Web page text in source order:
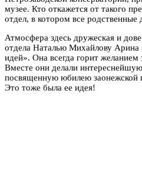
музее. Кто откажется от такого
отдел, в котором все
Атмосфера здесь дружеская и
отдела Наталью Михайлову Арина
идей». Она всегда горит желанием
Вместе они делали
посвященную юбилею
Это тоже была ее идея!